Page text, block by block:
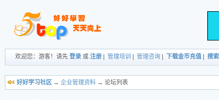
欢迎您：游客！请先 登录 或 注册 管理培训 管理咨询 下载金币充值 搜索
好好学习社区 → 企业管理资料 → 论坛列表